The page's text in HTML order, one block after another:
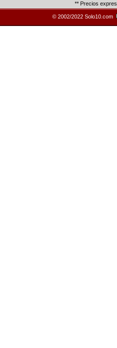
** Precios
© 2002/2022 Solo10.com